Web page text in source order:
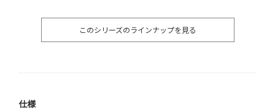
このシリーズのラインナップを見る
仕様